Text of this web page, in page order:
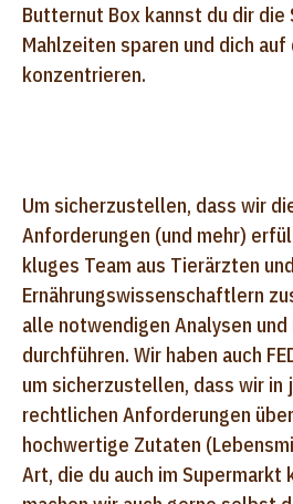
Butternut Box kannst du dir die
Mahlzeiten sparen und dich
konzentrieren.
Um sicherzustellen, dass wir
Anforderungen (und mehr)
kluges Team aus Tierärzten und
Ernährungswissenschaftlern
alle notwendigen Analysen und
durchführen. Wir haben auch
um sicherzustellen, dass wir in
rechtlichen Anforderungen
hochwertige Zutaten
Art, die du auch im Supermarkt